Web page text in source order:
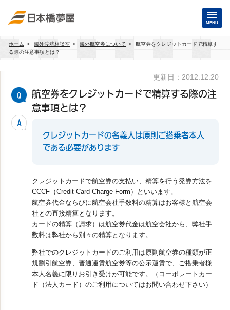
MENU
商用・就労ビザ
ホテル・専用車・
通訳・ガイド
海外手配トップ
航空券 ホテル・会議室
貸切バス・ハイヤー
選ばれる理由 サービス内容
ホーム 海外渡航相談室 海外航空券について
航空券をクレジットカードで精算す
る際の注意事項とは？
更新日：2012.12.20
航空券をクレジットカードで精算する際の注
意事項とは？
クレジットカードの名義人は原則ご搭乗者本人
である必要があります
クレジットカードで航空券の支払い、精算を行う発券方法を
CCCF（Credit Card Charge Form）
といいます。
航空券代金ならびに航空会社手数料の精算はお客様と航空会
社との直接精算となります。
カードの精算（請求）は航空券代金は航空会社から、弊社手
数料は弊社から別々の精算となります。
弊社でのクレジットカードのご利用は原則航空券の種類が正
規割引航空券、普通運賃航空券等の公示運賃で、ご搭乗者様
本人名義に限りお引き受けが可能です。（コーポレートカー
ド（法人カード）のご利用についてはお問い合わせ下さい）